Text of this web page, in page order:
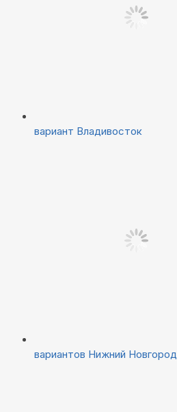
вариант Владивосток
вариантов Нижний Новгород